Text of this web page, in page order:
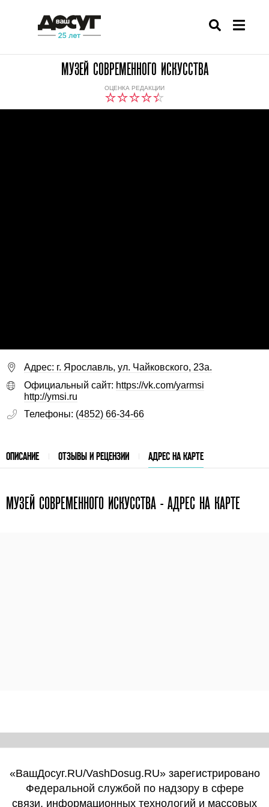
МУЗЕЙ СОВРЕМЕННОГО ИСКУССТВА
ОЦЕНКА РЕДАКЦИИ
Адрес: г. Ярославль, ул. Чайковского, 23а.
Официальный сайт: https://vk.com/yarmsi
http://ymsi.ru
Телефоны: (4852) 66-34-66
ОПИСАНИЕ ОТЗЫВЫ И РЕЦЕНЗИИ АДРЕС НА КАРТЕ
МУЗЕЙ СОВРЕМЕННОГО ИСКУССТВА - АДРЕС НА КАРТЕ
«ВашДосуг.RU/VashDosug.RU» зарегистрировано
Федеральной службой по надзору в сфере
связи, информационных технологий и массовых